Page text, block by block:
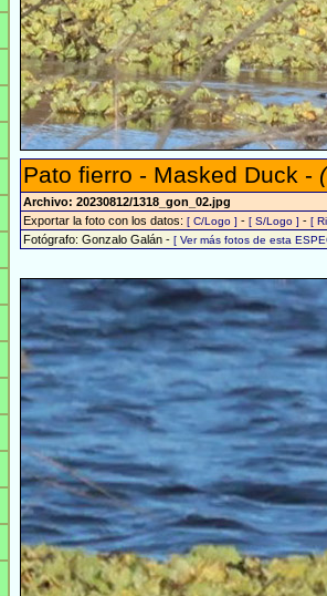
Pato fierro - Masked Duck -
Archivo: 20230812/1318_gon_02.jpg
Exportar la foto con los datos: [ C/Logo ] - [ S/Logo ] - [
Fotógrafo: Gonzalo Galán - [ Ver más fotos de esta